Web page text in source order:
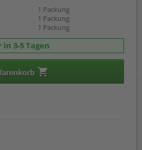
1 Packung
1 Packung
1 Packung
3-5 Tagen